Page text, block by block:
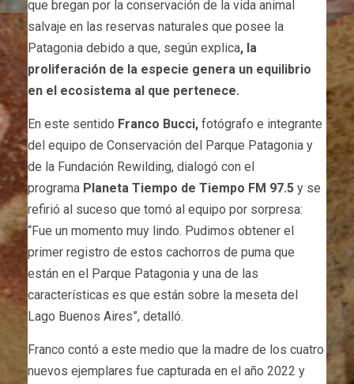
que bregan por la conservación de la vida animal
salvaje en las reservas naturales que posee la
Patagonia debido a que, según explica, la
proliferación de la especie genera un equilibrio
en el ecosistema al que pertenece.
En este sentido Franco Bucci, fotógrafo e integrante
del equipo de Conservación del Parque Patagonia y
de la Fundación Rewilding, dialogó con el
programa Planeta Tiempo de Tiempo FM 97.5 y se
refirió al suceso que tomó al equipo por sorpresa:
“Fue un momento muy lindo. Pudimos obtener el
primer registro de estos cachorros de puma que
están en el Parque Patagonia y una de las
características es que están sobre la meseta del
Lago Buenos Aires”, detalló.
Franco contó a este medio que la madre de los cuatro
nuevos ejemplares fue capturada en el año 2022 y